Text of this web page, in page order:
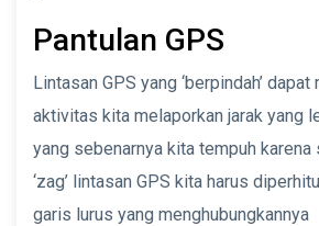
Pantulan GPS
Lintasan GPS yang ‘berpindah’
aktivitas kita melaporkan jarak yang
yang sebenarnya kita tempuh karena
‘zag’ lintasan GPS kita harus
garis lurus yang menghubungkannya